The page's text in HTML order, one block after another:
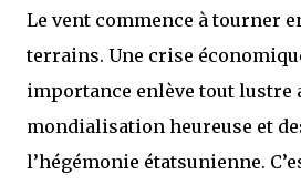
Le vent commence à tourner
terrains. Une crise
importance enlève tout lustre
mondialisation heureuse et
l’hégémonie étatsunienne.